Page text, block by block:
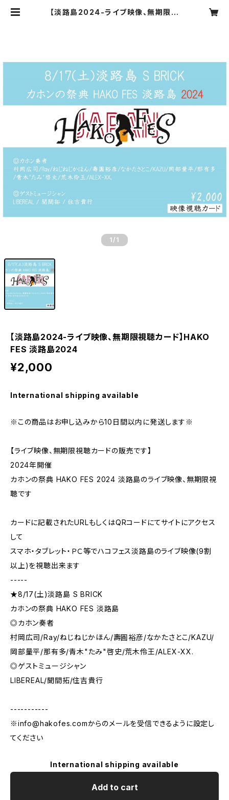
【淡路島2024-ライブ映像、無期限視
1 /1
【淡路島2024-ライブ映像、無期限視聴カード】HAKO
FES 淡路島2024
¥2,000
International shipping available
※この商品はお申し込みから10日間以内に発送します※
【ライブ映像、無期限視聴カードの販売です】
2024年開催
カホンの祭典 HAKO FES 2024 淡路島のライブ映像、無期限視
聴です
カードに記載されたURLもしくはQRコードにてサイトにアクセス
して
スマホ・タブレット・ＰＣ等でハコフェス淡路島のライブ映像(9割
以上)を視聴出来ます
-----
★8/17(土)淡路島 S BRICK
カホンの祭典 HAKO FES 淡路島
◎カホン奏者
村岡広司/Ray/ねじねじかほん/壽圓裕彦/なかたさとこ/KAZU/
岡部量平/那有多/青木"たみ"啓史/荒木伶王/ALEX-XX.
◎ゲストミュージシャン
LIBEREAL/聞間拓/住吉貴行
-----------
※info@hakofes.comからのメールを受信できるように設定し
てください
International shipping available
Add to cart